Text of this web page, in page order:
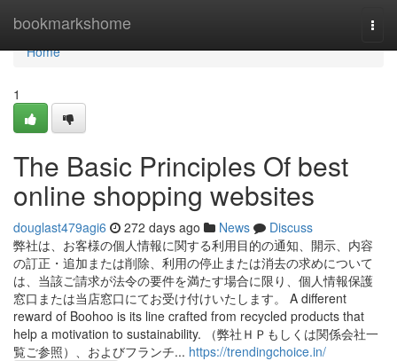
bookmarkshome
Home
Home
1
The Basic Principles Of best
online shopping websites
douglast479agi6 272 days ago News
Discuss
弊社は、お客様の個人情報に関する利用目的の通知、開示、内容
の訂正・追加または削除、利用の停止または消去の求めについて
は、当該ご請求が法令の要件を満たす場合に限り、個人情報保護
窓口または当店窓口にてお受け付けいたします。 A different
reward of Boohoo is its line crafted from recycled products that
help a motivation to sustainability. （弊社ＨＰもしくは関係会社一
覧ご参照）、およびフランチ... https://trendingchoice.in/